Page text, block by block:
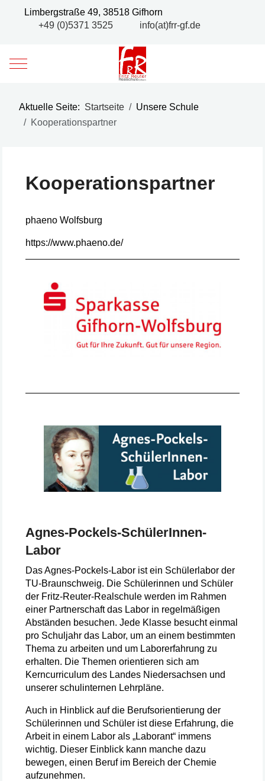
Limbergstraße 49, 38518 Gifhorn
+49 (0)5371 3525
info(at)frr-gf.de
Mobile Menu Toggle
Aktuelle Seite: Startseite
Unsere Schule
Kooperationspartner
Kooperationspartner
phaeno Wolfsburg
https://www.phaeno.de/
Agnes-Pockels-SchülerInnen-
Labor
Das Agnes-Pockels-Labor ist ein Schülerlabor der
TU-Braunschweig. Die Schülerinnen und Schüler
der Fritz-Reuter-Realschule werden im Rahmen
einer Partnerschaft das Labor in regelmäßigen
Abständen besuchen. Jede Klasse besucht einmal
pro Schuljahr das Labor, um an einem bestimmten
Thema zu arbeiten und um Laborerfahrung zu
erhalten. Die Themen orientieren sich am
Kerncurriculum des Landes Niedersachsen und
unserer schulinternen Lehrpläne.
Auch in Hinblick auf die Berufsorientierung der
Schülerinnen und Schüler ist diese Erfahrung, die
Arbeit in einem Labor als „Laborant“ immens
wichtig. Dieser Einblick kann manche dazu
bewegen, einen Beruf im Bereich der Chemie
aufzunehmen.